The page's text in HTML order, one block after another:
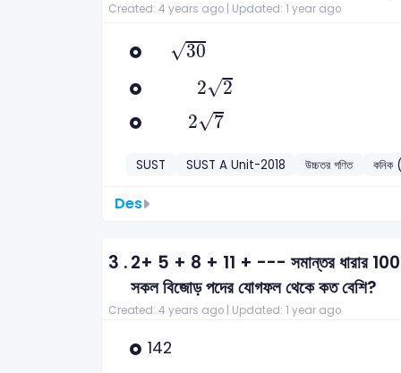
Created: 4 years ago | Updated: 1 year ago
√30
30
2√2
2
2√7
2 7
SUST SUST A Unit-2018 উচ্চতর গণিত
Des
3 .2+ 5 + 8 + 11 + --- সমান্তর ধারার 100
সকল বিজোড় পদের যোগফল থেকে কত বেশি?
Created: 4 years ago | Updated: 1 year ago
142